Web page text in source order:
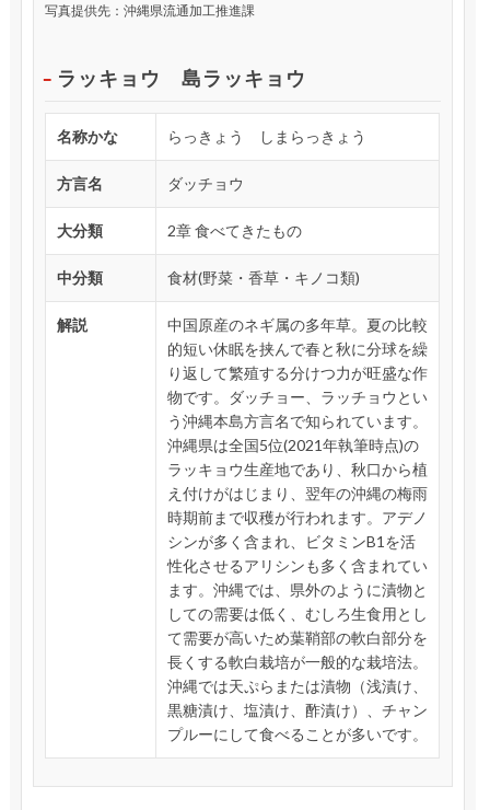
写真提供先：沖縄県流通加工推進課
ラッキョウ 島ラッキョウ
名称かな らっきょう しまらっきょう
方言名 ダッチョウ
大分類 2章 食べてきたもの
中分類 食材(野菜・香草・キノコ類)
解説
中国原産のネギ属の多年草。夏の比較
的短い休眠を挟んで春と秋に分球を繰
り返して繁殖する分けつ力が旺盛な作
物です。ダッチョー、ラッチョウとい
う沖縄本島方言名で知られています。
沖縄県は全国5位(2021年執筆時点)の
ラッキョウ生産地であり、秋口から植
え付けがはじまり、翌年の沖縄の梅雨
時期前まで収穫が行われます。アデノ
シンが多く含まれ、ビタミンB1を活
性化させるアリシンも多く含まれてい
ます。沖縄では、県外のように漬物と
しての需要は低く、むしろ生食用とし
て需要が高いため葉鞘部の軟白部分を
長くする軟白栽培が一般的な栽培法。
沖縄では天ぷらまたは漬物（浅漬け、
黒糖漬け、塩漬け、酢漬け）、チャン
プルーにして食べることが多いです。